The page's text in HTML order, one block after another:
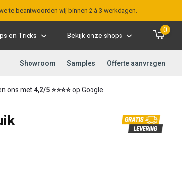
te beantwoorden wij binnen 2 à 3 werkdagen.
en Tricks Bekijk onze shops
0
Showroom Samples Offerte aanvragen
ons met4,2/5 ⭐⭐⭐⭐op Google